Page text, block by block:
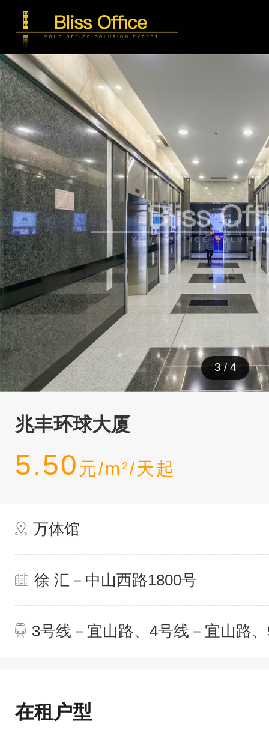
3 /4
兆丰环球大厦
5.50 元/m 2 /天起
万体馆
徐 汇－中山西路1800号
3号线－宜山路、4号线－宜山路
在租户型